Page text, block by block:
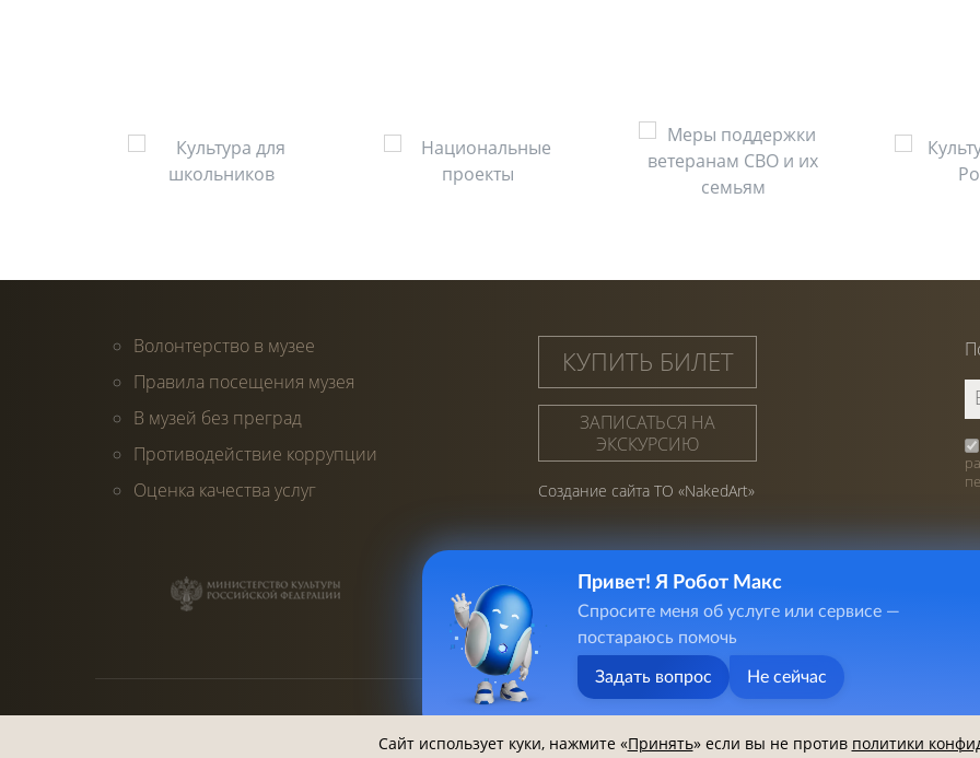
Волонтерство в музее
Правила посещения музея
В музей без преград
Противодействие коррупции
Оценка качества услуг
КУПИТЬ БИЛЕТ
ЗАПИСАТЬСЯ НА
ЭКСКУРСИЮ
Создание сайта ТО «NakedArt»
Сайт использует куки, нажмите «Принять» если вы не против политики
Привет! Я Робот Макс
Спросите меня об услуге или сервисе —
постараюсь помочь
Задать вопрос Не сейчас